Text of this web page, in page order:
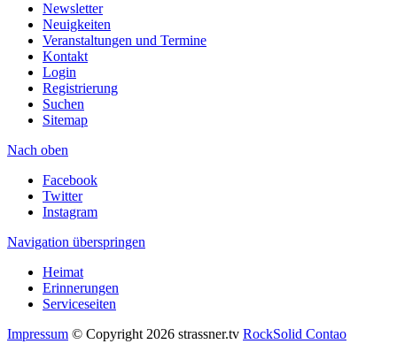
Newsletter
Neuigkeiten
Veranstaltungen und Termine
Kontakt
Login
Registrierung
Suchen
Sitemap
Nach oben
Facebook
Twitter
Instagram
Navigation überspringen
Heimat
Erinnerungen
Serviceseiten
Impressum © Copyright 2026 strassner.tv RockSolid Contao